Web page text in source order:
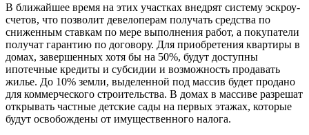
В ближайшее время на этих участках внедрят систему эскроу-
счетов, что позволит девелоперам получать средства по
сниженным ставкам по мере выполнения работ, а покупатели
получат гарантию по договору. Для приобретения квартиры в
домах, завершенных хотя бы на 50%, будут доступны
ипотечные кредиты и субсидии и возможность продавать
жилье. До 10% земли, выделенной под массив будет продано
для коммерческого строительства. В домах в массиве разрешат
открывать частные детские сады на первых этажах, которые
будут освобождены от имущественного налога.